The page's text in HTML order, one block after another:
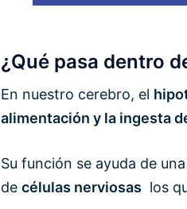
¿Qué pasa dentro
En nuestro cerebro, el
alimentación y la ingesta
Su función se ayuda de una
de células nerviosas los